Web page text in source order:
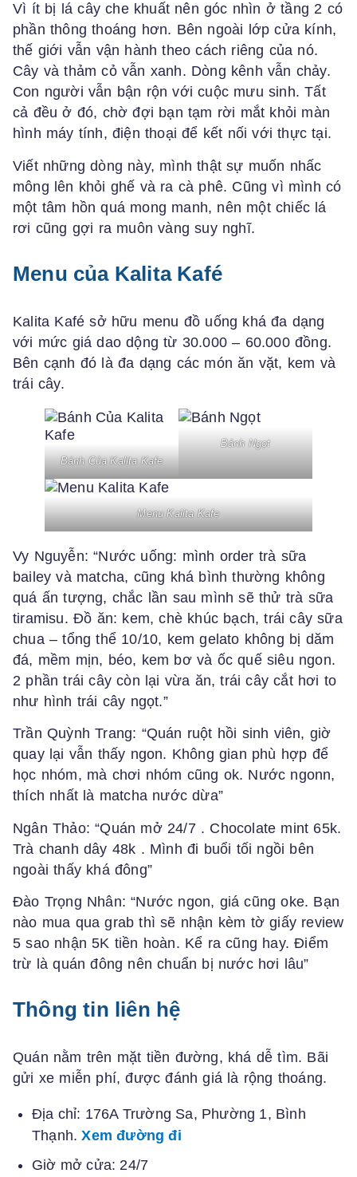
Vì ít bị lá cây che khuất nên góc nhìn ở tầng 2 có
phần thông thoáng hơn. Bên ngoài lớp cửa kính,
thế giới vẫn vận hành theo cách riêng của nó.
Cây và thảm cỏ vẫn xanh. Dòng kênh vẫn chảy.
Con người vẫn bận rộn với cuộc mưu sinh. Tất
cả đều ở đó, chờ đợi bạn tạm rời mắt khỏi màn
hình máy tính, điện thoại để kết nối với thực tại.
Viết những dòng này, mình thật sự muốn nhấc
mông lên khỏi ghế và ra cà phê. Cũng vì mình có
một tâm hồn quá mong manh, nên một chiếc lá
rơi cũng gợi ra muôn vàng suy nghĩ.
Menu của Kalita Kafé
Kalita Kafé sở hữu menu đồ uống khá đa dạng
với mức giá dao dộng từ 30.000 – 60.000 đồng.
Bên cạnh đó là đa dạng các món ăn vặt, kem và
trái cây.
Bánh Của Kalita Kafe
Bánh Ngọt
Menu Kalita Kafe
Vy Nguyễn: “Nước uống: mình order trà sữa
bailey và matcha, cũng khá bình thường không
quá ấn tượng, chắc lần sau mình sẽ thử trà sữa
tiramisu. Đồ ăn: kem, chè khúc bạch, trái cây sữa
chua – tổng thể 10/10, kem gelato không bị dăm
đá, mềm mịn, béo, kem bơ và ốc quế siêu ngon.
2 phần trái cây còn lại vừa ăn, trái cây cắt hơi to
như hình trái cây ngọt.”
Trần Quỳnh Trang: “Quán ruột hồi sinh viên, giờ
quay lại vẫn thấy ngon. Không gian phù hợp để
học nhóm, mà chơi nhóm cũng ok. Nước ngonn,
thích nhất là matcha nước dừa”
Ngân Thảo: “Quán mở 24/7 . Chocolate mint 65k.
Trà chanh dây 48k . Mình đi buổi tối ngồi bên
ngoài thấy khá đông”
Đào Trọng Nhân: “Nước ngon, giá cũng oke. Bạn
nào mua qua grab thì sẽ nhận kèm tờ giấy review
5 sao nhận 5K tiền hoàn. Kể ra cũng hay. Điểm
trừ là quán đông nên chuẩn bị nước hơi lâu”
Thông tin liên hệ
Quán nằm trên mặt tiền đường, khá dễ tìm. Bãi
gửi xe miễn phí, được đánh giá là rộng thoáng.
Địa chỉ: 176A Trường Sa, Phường 1, Bình
Thạnh.Xem đường đi
Giờ mở cửa: 24/7